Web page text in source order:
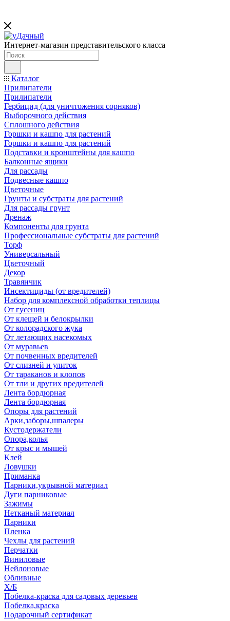
Интернет-магазин представительского класса
Каталог
Прилипатели
Прилипатели
Гербицид (для уничтожения сорняков)
Выборочного действия
Сплошного действия
Горшки и кашпо для растений
Горшки и кашпо для растений
Подставки и кронштейны для кашпо
Балконные ящики
Для рассады
Подвесные кашпо
Цветочные
Грунты и субстраты для растений
Для рассады грунт
Дренаж
Компоненты для грунта
Профессиональные субстраты для растений
Торф
Универсальный
Цветочный
Декор
Травянчик
Инсектициды (от вредителей)
Набор для комплексной обработки теплицы
От гусениц
От клещей и белокрылки
От колорадского жука
От летающих насекомых
От муравьев
От почвенных вредителей
От слизней и улиток
От тараканов и клопов
От тли и других вредителей
Лента бордюрная
Лента бордюрная
Опоры для растений
Арки,заборы,шпалеры
Кустодержатели
Опора,колья
От крыс и мышей
Клей
Ловушки
Приманка
Парники,укрывной материал
Дуги парниковые
Зажимы
Нетканый материал
Парники
Пленка
Чехлы для растений
Перчатки
Виниловые
Нейлоновые
Обливные
Х/Б
Побелка-краска для садовых деревьев
Побелка,краска
Подарочный сертификат